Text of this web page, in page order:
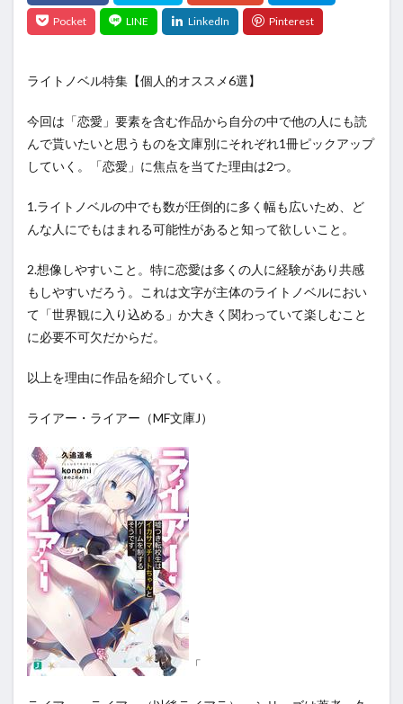
ライトノベル特集【個人的オススメ6選】
今回は「恋愛」要素を含む作品から自分の中で他の人にも読
んで貰いたいと思うものを文庫別にそれぞれ1冊ピックアップ
していく。「恋愛」に焦点を当てた理由は2つ。
1.ライトノベルの中でも数が圧倒的に多く幅も広いため、ど
んな人にでもはまれる可能性があると知って欲しいこと。
2.想像しやすいこと。特に恋愛は多くの人に経験があり共感
もしやすいだろう。これは文字が主体のライトノベルにおい
て「世界観に入り込める」か大きく関わっていて楽しむこと
に必要不可欠だからだ。
以上を理由に作品を紹介していく。
ライアー・ライアー（MF文庫J）
「